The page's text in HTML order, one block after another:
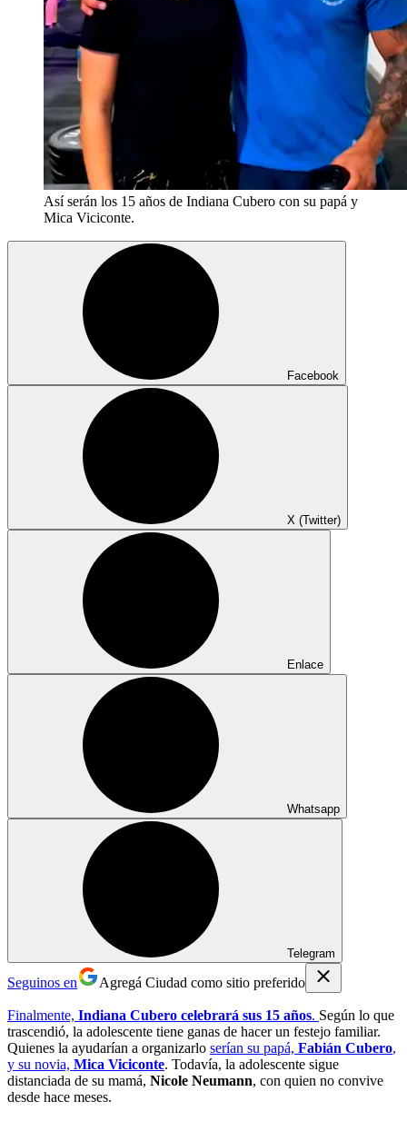
Así serán los 15 años de Indiana Cubero con su papá y
Mica Viciconte.
Facebook
X (Twitter)
Enlace
Whatsapp
Telegram
Seguinos en Agregá Ciudad como sitio preferido
Finalmente, Indiana Cubero celebrará sus 15 años. Según lo que
trascendió, la adolescente tiene ganas de hacer un festejo familiar.
Quienes la ayudarían a organizarlo serían su papá, Fabián Cubero,
y su novia, Mica Viciconte. Todavía, la adolescente sigue
distanciada de su mamá, Nicole Neumann, con quien no convive
desde hace meses.